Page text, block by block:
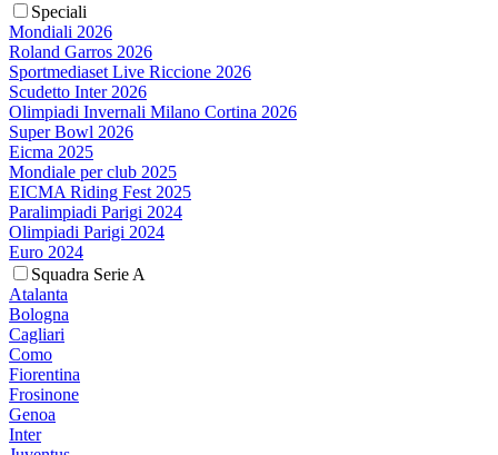
Speciali
Mondiali 2026
Roland Garros 2026
Sportmediaset Live Riccione 2026
Scudetto Inter 2026
Olimpiadi Invernali Milano Cortina 2026
Super Bowl 2026
Eicma 2025
Mondiale per club 2025
EICMA Riding Fest 2025
Paralimpiadi Parigi 2024
Olimpiadi Parigi 2024
Euro 2024
Squadra Serie A
Atalanta
Bologna
Cagliari
Como
Fiorentina
Frosinone
Genoa
Inter